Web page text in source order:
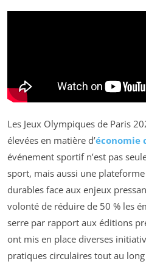
Les Jeux Olympiques de Paris
élevées en matière d’économie
événement sportif n’est pas
sport, mais aussi une
durables face aux enjeux
volonté de réduire de 50 % les
serre par rapport aux éditions
ont mis en place diverses
pratiques circulaires tout au